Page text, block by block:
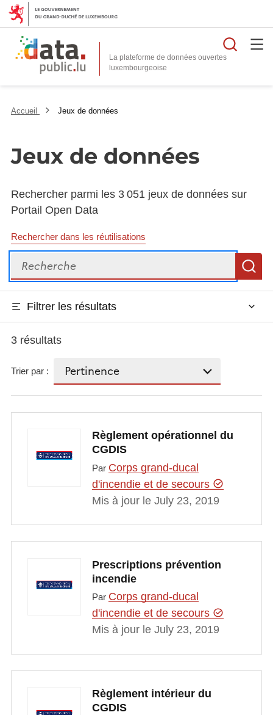
La plateforme de données ouvertes
Accueil Jeux de données
Jeux de données
Rechercher parmi les 3 051 jeux de données sur
Portail Open Data
Rechercher dans les réutilisations
Recherche
Filtrer les résultats
3 résultats
Trier par :
Règlement opérationnel du
CGDIS
Par Corps grand-ducal
d'incendie et de secours
Mis à jour le July 23, 2019
Prescriptions prévention
incendie
Par Corps grand-ducal
d'incendie et de secours
Mis à jour le July 23, 2019
Règlement intérieur du
CGDIS